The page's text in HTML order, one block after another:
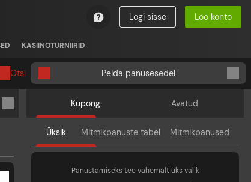
Logi sisse Loo konto
KASIINOTURNIIRID
Otsi Peida panusesedel
Kupong Avatud
Üksik Mitmikpanuste tabel Mitmikpanused
Panustamiseks tee vähemalt üks valik